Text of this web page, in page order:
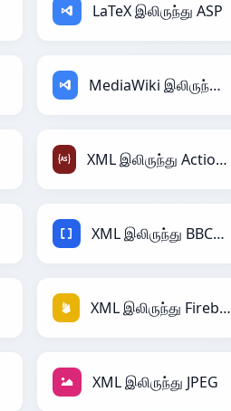
LaTeX இலிருந்து ASP
MediaWiki இலிருந்து ASP
XML இலிருந்து ActionScript
XML இலிருந்து BBCode
XML இலிருந்து Firebase
XML இலிருந்து JPEG